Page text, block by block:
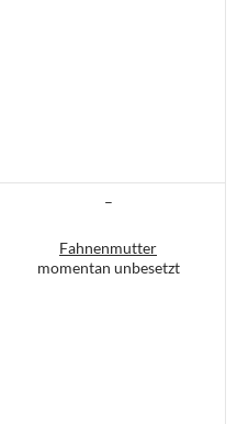
–
Fahnenmutter
momentan unbesetzt